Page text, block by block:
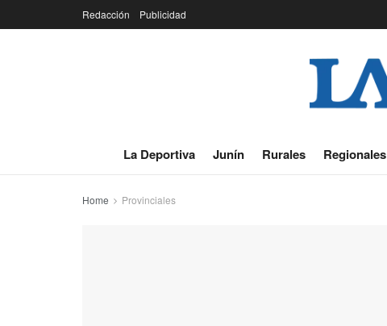
Redacción Publicidad
La Deportiva Junín Rurales Regionales
Home Provinciales